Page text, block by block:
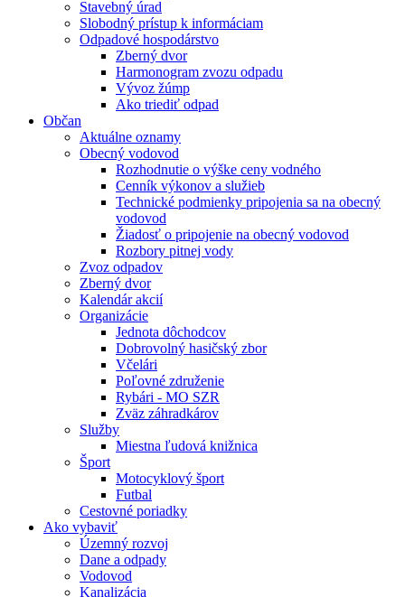
Stavebný úrad
Slobodný prístup k informáciam
Odpadové hospodárstvo
Zberný dvor
Harmonogram zvozu odpadu
Vývoz žúmp
Ako triediť odpad
Občan
Aktuálne oznamy
Obecný vodovod
Rozhodnutie o výške ceny vodného
Cenník výkonov a služieb
Technické podmienky pripojenia sa na obecný
vodovod
Žiadosť o pripojenie na obecný vodovod
Rozbory pitnej vody
Zvoz odpadov
Zberný dvor
Kalendár akcií
Organizácie
Jednota dôchodcov
Dobrovolný hasičský zbor
Včelári
Poľovné združenie
Rybári - MO SZR
Zväz záhradkárov
Služby
Miestna ľudová knižnica
Šport
Motocyklový šport
Futbal
Cestovné poriadky
Ako vybaviť
Územný rozvoj
Dane a odpady
Vodovod
Kanalizácia